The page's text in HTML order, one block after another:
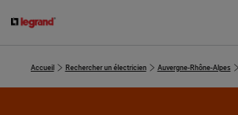
Accueil Rechercher un électricien Auvergne-Rhône-Alpes